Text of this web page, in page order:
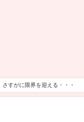
さすがに限界を迎える・・・